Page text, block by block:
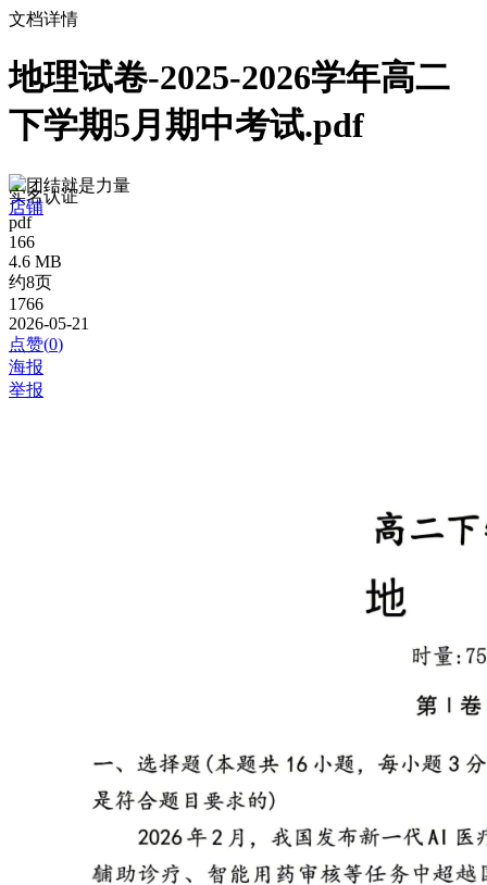
文档详情
地理试卷-2025-2026学年高二
下学期5月期中考试.pdf
团结就是力量
实名认证
店铺
pdf
166
4.6 MB
约8页
1766
2026-05-21
点赞(0)
海报
举报